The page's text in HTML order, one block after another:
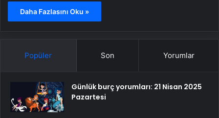
Daha Fazlasını Oku »
Popüler Son Yorumlar
Günlük burç yorumları: 21 Nisan 2025
Pazartesi